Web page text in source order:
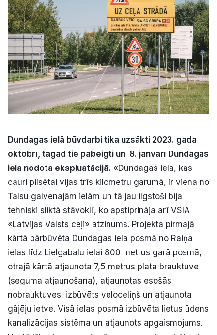
Bizness
Video
Vieta
Sludinājumi
Pasākumi
Politiskā reklāma
Par mums
Kontakti
Ziņo redakcijai
Dundagas ielā būvdarbi tika uzsākti 2023. gada
oktobrī, tagad tie pabeigti un 8. janvārī Dundagas
iela nodota ekspluatācijā. «Dundagas iela, kas
cauri pilsētai vijas trīs kilometru garumā, ir viena no
Talsu galvenajām ielām un tā jau ilgstoši bija
tehniski sliktā stāvoklī, ko apstiprināja arī VSIA
«Latvijas Valsts ceļi» atzinums. Projekta pirmajā
kārtā pārbūvēta Dundagas iela posmā no Raiņa
ielas līdz Lielgabalu ielai 800 metrus garā posmā,
otrajā kārtā atjaunota 7,5 metrus plata brauktuve
(seguma atjaunošana), atjaunotas esošās
nobrauktuves, izbūvēts veloceliņš un atjaunota
gājēju ietve. Visā ielas posmā izbūvēta lietus ūdens
kanalizācijas sistēma un atjaunots apgaismojums.